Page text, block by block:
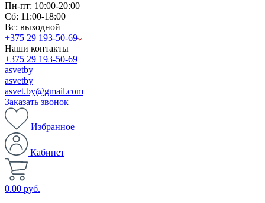
Пн-пт: 10:00-20:00
Сб: 11:00-18:00
Вс: выходной
+375 29 193-50-69
Наши контакты
+375 29 193-50-69
asvetby
asvetby
asvet.by@gmail.com
Заказать звонок
Избранное
Кабинет
0.00 руб.